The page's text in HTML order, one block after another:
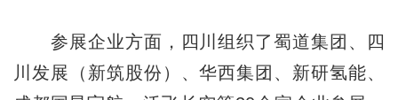
参展企业方面，四川组织了蜀道集团、四
川发展（新筑股份）、华西集团、新研氢能、